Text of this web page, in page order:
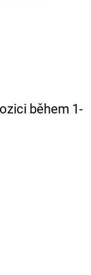
během 1-